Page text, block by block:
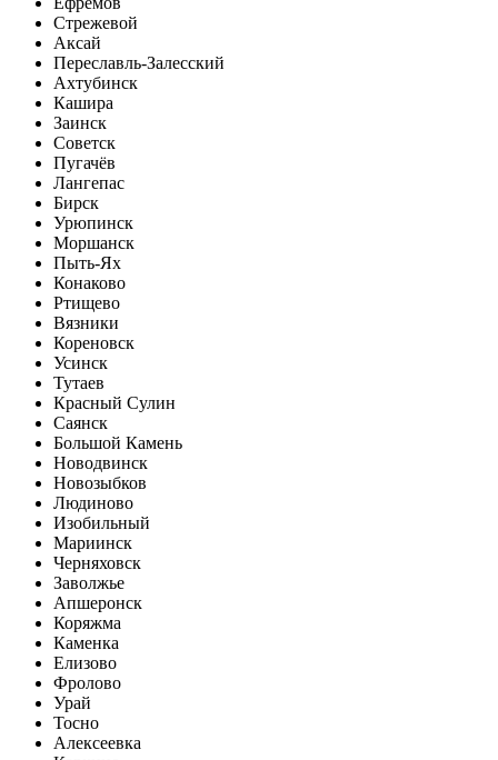
Стрежевой
Аксай
Переславль-Залесский
Ахтубинск
Кашира
Заинск
Советск
Пугачёв
Лангепас
Бирск
Урюпинск
Моршанск
Пыть-Ях
Конаково
Ртищево
Вязники
Кореновск
Усинск
Тутаев
Красный Сулин
Саянск
Большой Камень
Новодвинск
Новозыбков
Людиново
Изобильный
Мариинск
Черняховск
Заволжье
Апшеронск
Коряжма
Каменка
Елизово
Фролово
Урай
Тосно
Алексеевка